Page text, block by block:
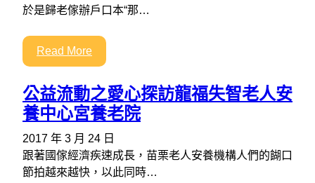
於是歸老傢辦戶口本“那…
Read More
公益流動之愛心探訪龍福失智老人安
養中心宮養老院
2017 年 3 月 24 日
跟著國傢經濟疾速成長，苗栗老人安養機構人們的餬口
節拍越來越快，以此同時…